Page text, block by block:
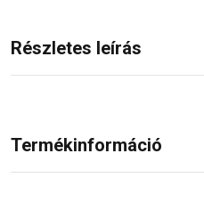
Részletes leírás
Termékinformáció